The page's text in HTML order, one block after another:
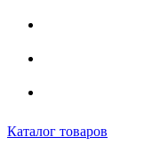
Каталог товаров